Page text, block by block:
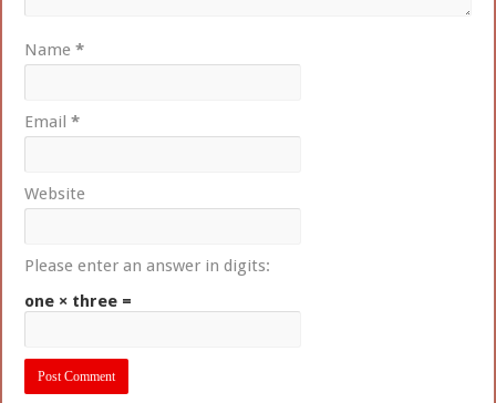
Name*
Email*
Website
Please enter an answer in digits:
one × three =